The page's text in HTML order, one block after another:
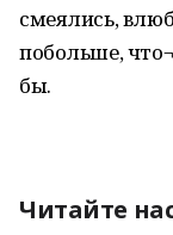
смеялись,
побольше,
бы.
Читайте